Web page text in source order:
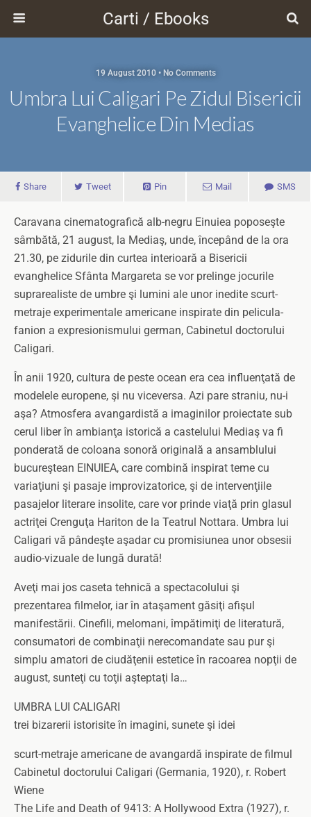
Carti / Ebooks
19 August 2010 • No Comments
Umbra Lui Caligari Pe Zidul Bisericii
Evanghelice Din Medias
Share Tweet Pin Mail SMS
Caravana cinematografică alb-negru Einuiea poposeşte
sâmbătă, 21 august, la Mediaş, unde, începând de la ora
21.30, pe zidurile din curtea interioară a Bisericii
evanghelice Sfânta Margareta se vor prelinge jocurile
suprarealiste de umbre şi lumini ale unor inedite scurt-
metraje experimentale americane inspirate din pelicula-
fanion a expresionismului german, Cabinetul doctorului
Caligari.
În anii 1920, cultura de peste ocean era cea influenţată de
modelele europene, şi nu viceversa. Azi pare straniu, nu-i
aşa? Atmosfera avangardistă a imaginilor proiectate sub
cerul liber în ambianţa istorică a castelului Mediaş va fi
ponderată de coloana sonoră originală a ansamblului
bucureştean EINUIEA, care combină inspirat teme cu
variaţiuni şi pasaje improvizatorice, şi de intervenţiile
pasajelor literare insolite, care vor prinde viaţă prin glasul
actriţei Crenguţa Hariton de la Teatrul Nottara. Umbra lui
Caligari vă pândeşte aşadar cu promisiunea unor obsesii
audio-vizuale de lungă durată!
Aveţi mai jos caseta tehnică a spectacolului şi
prezentarea filmelor, iar în ataşament găsiţi afişul
manifestării. Cinefili, melomani, împătimiţi de literatură,
consumatori de combinaţii nerecomandate sau pur şi
simplu amatori de ciudăţenii estetice în racoarea nopţii de
august, sunteţi cu toţii aşteptaţi la…
UMBRA LUI CALIGARI
trei bizarerii istorisite în imagini, sunete şi idei
scurt-metraje americane de avangardă inspirate de filmul
Cabinetul doctorului Caligari (Germania, 1920), r. Robert
Wiene
The Life and Death of 9413: A Hollywood Extra (1927), r.